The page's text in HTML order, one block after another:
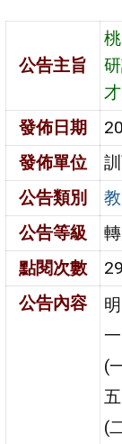
公告主旨
發佈日期
發佈單位
公告類別
公告等級
點閱次數
公告內容
明
(
五
(